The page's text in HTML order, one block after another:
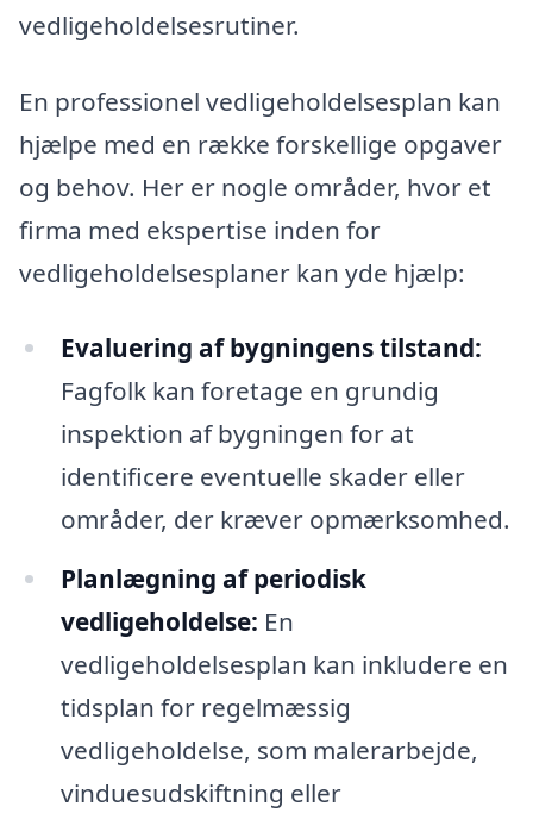
vedligeholdelsesrutiner.
En professionel vedligeholdelsesplan kan
hjælpe med en række forskellige opgaver
og behov. Her er nogle områder, hvor et
firma med ekspertise inden for
vedligeholdelsesplaner kan yde hjælp:
Evaluering af bygningens tilstand:
Fagfolk kan foretage en grundig
inspektion af bygningen for at
identificere eventuelle skader eller
områder, der kræver opmærksomhed.
Planlægning af periodisk
vedligeholdelse: En
vedligeholdelsesplan kan inkludere en
tidsplan for regelmæssig
vedligeholdelse, som malerarbejde,
vinduesudskiftning eller